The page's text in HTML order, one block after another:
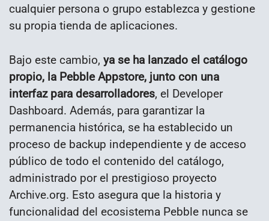
cualquier persona o grupo establezca y gestione
su propia tienda de aplicaciones.
Bajo este cambio, ya se ha lanzado el catálogo
propio, la Pebble Appstore, junto con una
interfaz para desarrolladores, el Developer
Dashboard. Además, para garantizar la
permanencia histórica, se ha establecido un
proceso de backup independiente y de acceso
público de todo el contenido del catálogo,
administrado por el prestigioso proyecto
Archive.org. Esto asegura que la historia y
funcionalidad del ecosistema Pebble nunca se